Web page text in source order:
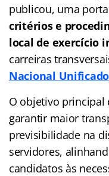
publicou, uma
critérios e
local de exercício
carreiras
Nacional Unificado
O objetivo principal
garantir maior
previsibilidade na
servidores,
candidatos às